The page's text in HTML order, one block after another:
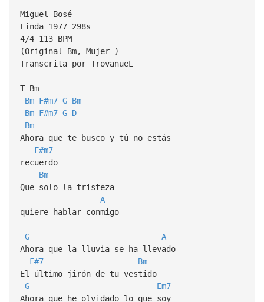
Miguel Bosé
Linda 1977 298s
4/4 113 BPM
(Original Bm, Mujer )
Transcrita por TrovanueL
T Bm
Bm F#m7 G Bm
Bm F#m7 G D
Bm
Ahora que te busco y tú no estás
F#m7
recuerdo
Bm
Que solo la tristeza
A
quiere hablar conmigo
G
A
Ahora que la lluvia se ha llevado
F#7
Bm
El último jirón de tu vestido
G
Em7
Ahora que he olvidado lo que soy